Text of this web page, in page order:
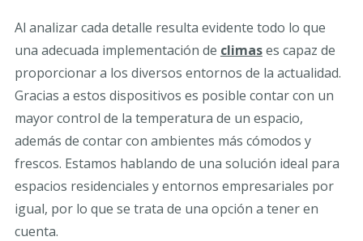
Al analizar cada detalle resulta evidente todo lo que
una adecuada implementación de climases capaz de
proporcionar a los diversos entornos de la actualidad.
Gracias a estos dispositivos es posible contar con un
mayor control de la temperatura de un espacio,
además de contar con ambientes más cómodos y
frescos. Estamos hablando de una solución ideal para
espacios residenciales y entornos empresariales por
igual, por lo que se trata de una opción a tener en
cuenta.